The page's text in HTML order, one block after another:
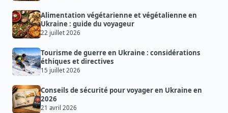
Alimentation végétarienne et végétalienne en
Ukraine : guide du voyageur
22 juillet 2026
Tourisme de guerre en Ukraine : considérations
éthiques et directives
15 juillet 2026
Conseils de sécurité pour voyager en Ukraine en
2026
21 avril 2026